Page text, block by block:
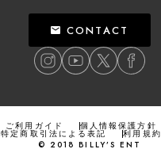
CONTACT
ご利用ガイド 個人情報保護方針
特定商取引法による表記
利用規約
© 2018 BILLY’S ENT